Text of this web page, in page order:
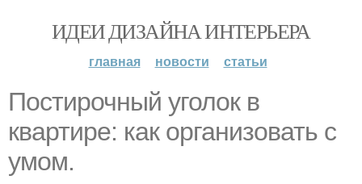
ИДЕИ ДИЗАЙНА ИНТЕРЬЕРА
главная новости статьи
Постирочный уголок в
квартире: как организовать с
умом.